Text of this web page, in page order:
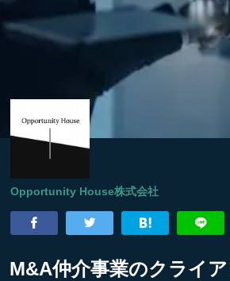
Opportunity House株式会社
M&A仲介事業のクライ